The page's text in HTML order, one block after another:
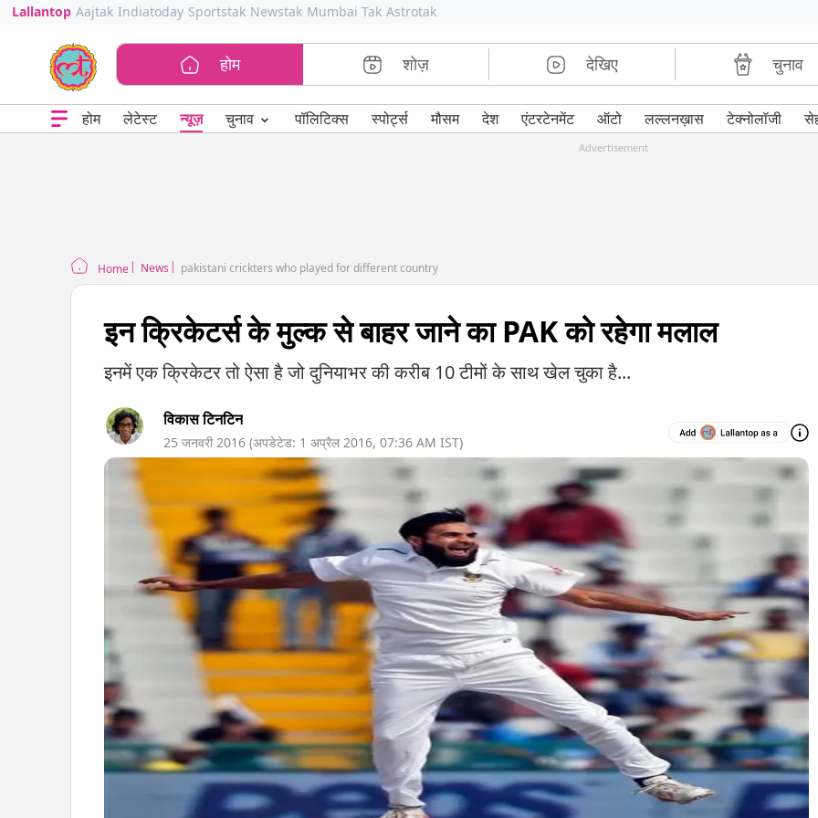
Lallantop Aajtak Indiatoday Sportstak Newstak Mumbai Tak Astrotak
होम शोज़ देखिए चुनाव
होम लेटेस्ट न्यूज़ चुनाव ⌄ पॉलिटिक्स स्पोर्ट्स मौसम देश एंटरटेनमेंट ऑटो लल्लनख़ास टेक्नोलॉजी
Advertisement
Home News pakistani crickters who played for different country
इन क्रिकेटर्स के मुल्क से बाहर जाने का PAK को रहेगा मलाल
इनमें एक क्रिकेटर तो ऐसा है जो दुनियाभर की करीब 10 टीमों के साथ खेल चुका है...
विकास टिनटिन
25 जनवरी 2016 (अपडेटेड: 1 अप्रैल 2016, 07:36 AM IST)